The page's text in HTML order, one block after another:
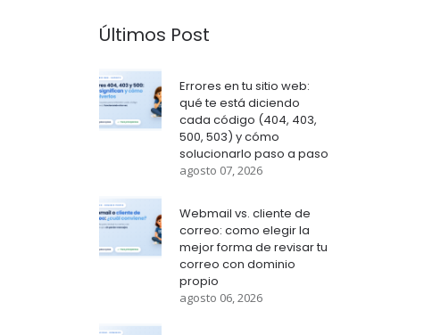
Últimos Post
Errores en tu sitio web:
qué te está diciendo
cada código (404, 403,
500, 503) y cómo
solucionarlo paso a paso
agosto 07, 2026
Webmail vs. cliente de
correo: como elegir la
mejor forma de revisar tu
correo con dominio
propio
agosto 06, 2026